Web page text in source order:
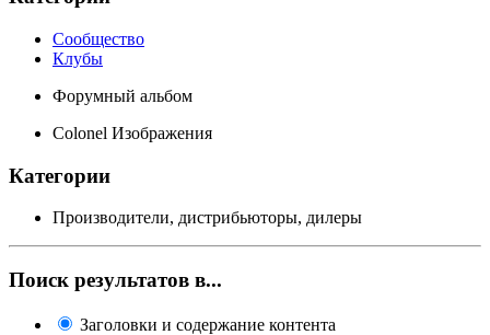
Сообщество
Клубы
Форумный альбом
Colonel Изображения
Категории
Производители, дистрибьюторы, дилеры
Поиск результатов в...
Заголовки и содержание контента